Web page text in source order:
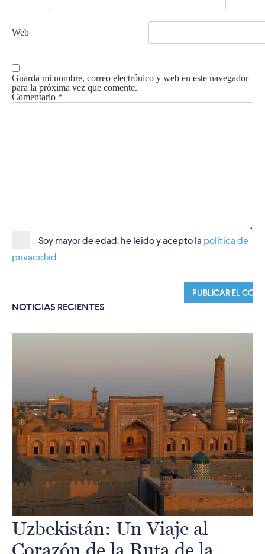
Web
Guarda mi nombre, correo electrónico y web en este navegador
para la próxima vez que comente.
Comentario *
Soy mayor de edad, he leido y acepto la política de
privacidad
NOTICIAS RECIENTES
Uzbekistán: Un Viaje al